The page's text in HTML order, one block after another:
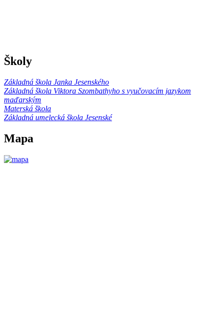
Školy
Základná škola Janka Jesenského
Základná škola Viktora Szombathyho s vyučovacím jazykom
maďarským
Materská škola
Základná umelecká škola Jesenské
Mapa